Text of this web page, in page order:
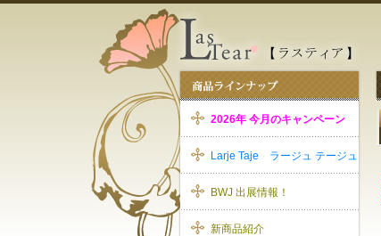
2026年 今月のキャンペーン
Larje Taje ラージュ テージュ
BWJ 出展情報！
新商品紹介